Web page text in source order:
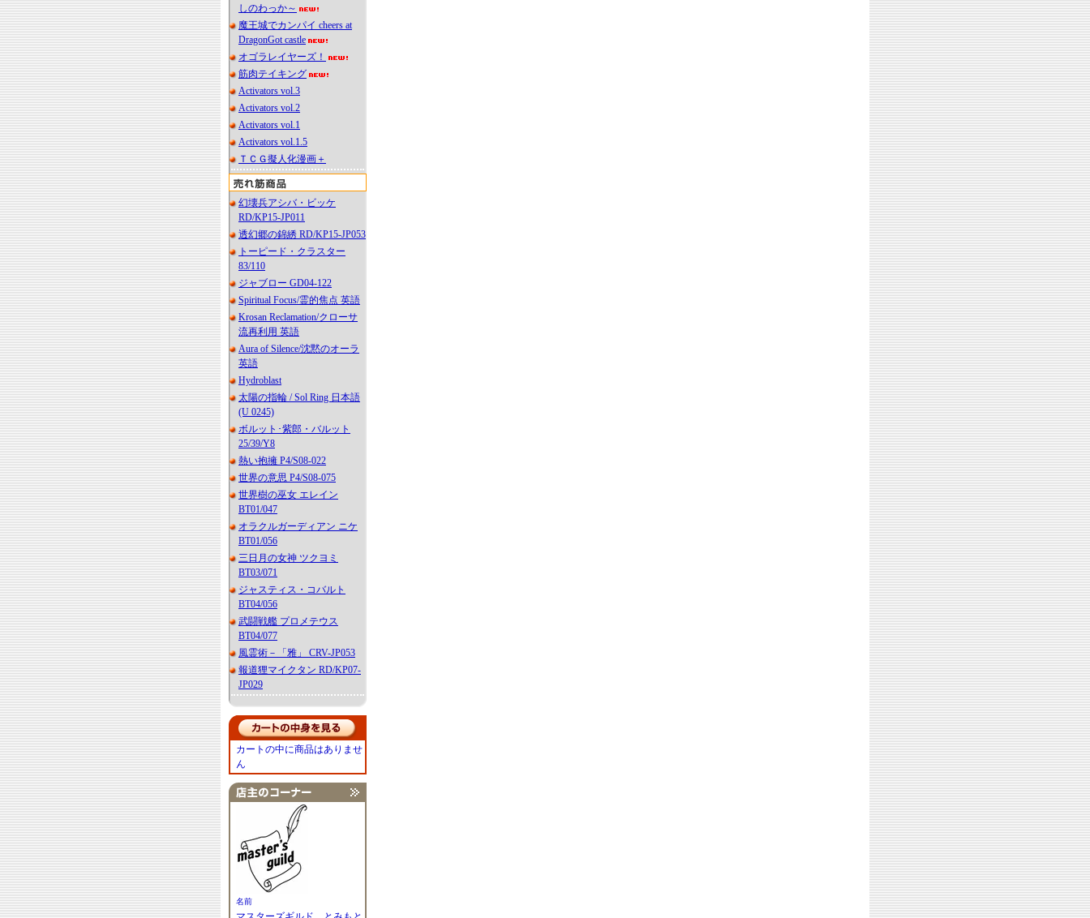
しのわっか～
魔王城でカンパイ cheers at
DragonGot castle
オゴラレイヤーズ！
筋肉テイキング
Activators vol.3
Activators vol.2
Activators vol.1
Activators vol.1.5
ＴＣＧ擬人化漫画＋
幻壊兵アシバ・ビッケ
RD/KP15-JP011
透幻郷の錦綉 RD/KP15-JP053
トーピード・クラスター
83/110
ジャブロー GD04-122
Spiritual Focus/霊的焦点 英語
Krosan Reclamation/クローサ
流再利用 英語
Aura of Silence/沈黙のオーラ
英語
Hydroblast
太陽の指輪 / Sol Ring 日本語
(U 0245)
ボルット･紫郎・バルット
25/39/Y8
熱い抱擁 P4/S08-022
世界の意思 P4/S08-075
世界樹の巫女 エレイン
BT01/047
オラクルガーディアン ニケ
BT01/056
三日月の女神 ツクヨミ
BT03/071
ジャスティス・コバルト
BT04/056
武闘戦艦 プロメテウス
BT04/077
風霊術－「雅」 CRV-JP053
報道狸マイクタン RD/KP07-
JP029
カートの中に商品はありませ
ん
名前